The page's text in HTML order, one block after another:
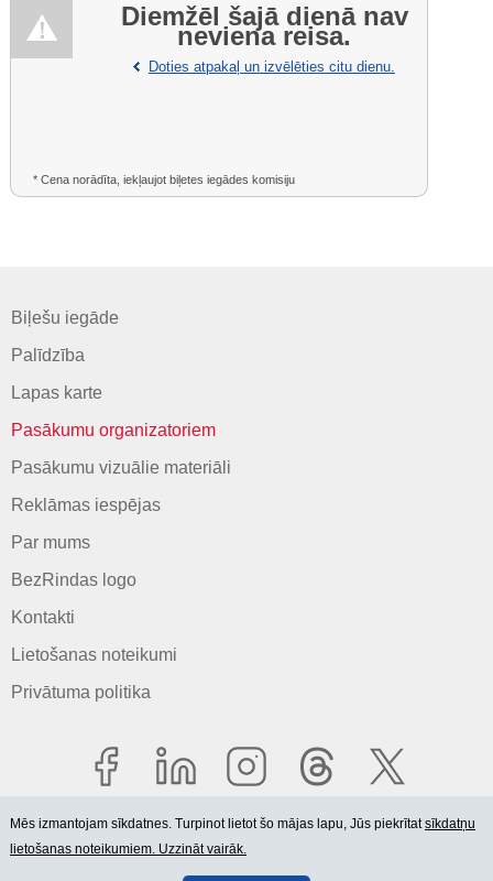
Diemžēl šajā dienā nav
neviena reisa.
Doties atpakaļ un izvēlēties citu dienu.
* Cena norādīta, iekļaujot biļetes iegādes komisiju
Biļešu iegāde
Palīdzība
Lapas karte
Pasākumu organizatoriem
Pasākumu vizuālie materiāli
Reklāmas iespējas
Par mums
BezRindas logo
Kontakti
Lietošanas noteikumi
Privātuma politika
© 2006-2026 SIA "BEZRINDAS.LV".
Mēs izmantojam sīkdatnes. Turpinot lietot šo mājas lapu, Jūs piekrītatsīkdatņu
lietošanas noteikumiem. Uzzināt vairāk.